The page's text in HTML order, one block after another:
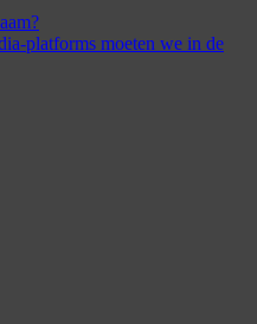
platforms moeten we in de